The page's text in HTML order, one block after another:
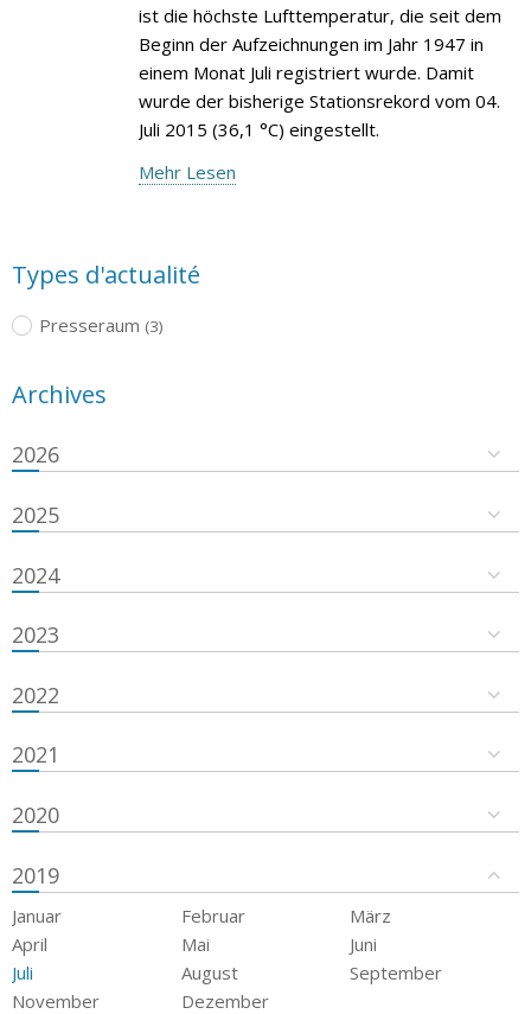
ist die höchste Lufttemperatur, die seit dem
Beginn der Aufzeichnungen im Jahr 1947 in
einem Monat Juli registriert wurde. Damit
wurde der bisherige Stationsrekord vom 04.
Juli 2015 (36,1 °C) eingestellt.
Mehr Lesen
Types d'actualité
Presseraum (3)
Archives
2026
2025
2024
2023
2022
2021
2020
2019
Januar Februar
März
April
Mai
Juni
Juli
August
September
November
Dezember